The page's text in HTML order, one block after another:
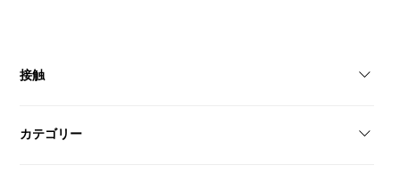
接触
geltonyshoes@gmail.com
カテゴリー